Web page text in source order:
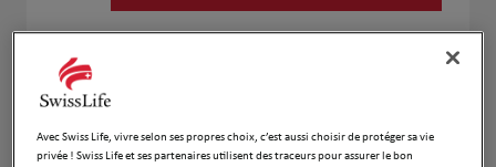
2
8.71 km 67190 Mutzig
Fermé aujourd'hui
Avec Swiss Life, vivre selon ses propres choix, c’est aussi choisir de protéger sa vie
privée ! Swiss Life et ses partenaires utilisent des traceurs pour assurer le bon